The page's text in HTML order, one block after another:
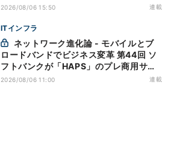
万全にしておこう
2026/08/06 15:50 連載
ITインフラ
ロードバンドでビジネス変革 第44回 ソ
フトバンクが「HAPS」のプレ商用サー
ビス開始を表明、本格的な商用展開のめ
2026/08/06 11:00 連載